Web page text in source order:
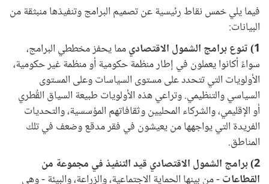
فيما يلي خمس نقاط رئيسية عن تصميم البرامج وتنفيذها منبثقة من
البيانات:
1) تنوع برامج الشمول الاقتصادي
مما يحفز مخططي البرامج،
سواءً أكانوا يعملون في إطار منظمة حكومية أو منظمة غير حكومية،
الأولويات التي تتحدد على مستوى السياسات وعلى المستوى
السياسي والتنظيمي. وتراعي هذه الأولويات طبيعة السياق القُطري
أو الإقليمي، والشركاء المحليين وثقافاتهم المؤسسية، والتحديات
الفريدة التي يواجهها من يعيشون في فقر مدقع وضعف في تلك
المناطق.
2) برامج الشمول الاقتصادي قيد التنفيذ في مجموعة من
القطاعات- من بينها الحماية الاجتماعية، والزراعة، والبيئة - وهي